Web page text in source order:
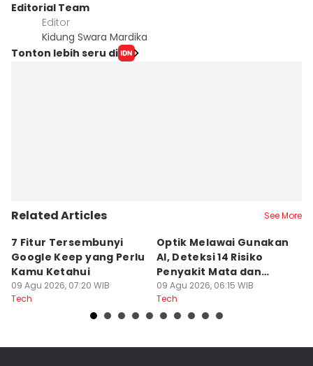
Editorial Team
Editor
Kidung Swara Mardika
Tonton lebih seru di
Related Articles See More
7 Fitur Tersembunyi
Google Keep yang Perlu
Kamu Ketahui
09 Agu 2026, 07:20 WIB
Tech
Optik Melawai Gunakan
AI, Deteksi 14 Risiko
Penyakit Mata dan
Kronis
09 Agu 2026, 06:15 WIB
Tech